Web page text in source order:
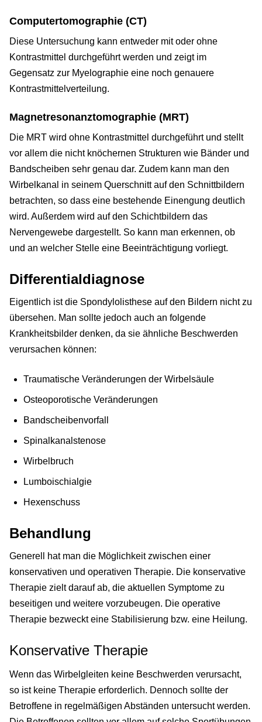
Computertomographie (CT)
Diese Untersuchung kann entweder mit oder ohne
Kontrastmittel durchgeführt werden und zeigt im
Gegensatz zur Myelographie eine noch genauere
Kontrastmittelverteilung.
Magnetresonanztomographie (MRT)
Die MRT wird ohne Kontrastmittel durchgeführt und stellt
vor allem die nicht knöchernen Strukturen wie Bänder und
Bandscheiben sehr genau dar. Zudem kann man den
Wirbelkanal in seinem Querschnitt auf den Schnittbildern
betrachten, so dass eine bestehende Einengung deutlich
wird. Außerdem wird auf den Schichtbildern das
Nervengewebe dargestellt. So kann man erkennen, ob
und an welcher Stelle eine Beeinträchtigung vorliegt.
Differentialdiagnose
Eigentlich ist die Spondylolisthese auf den Bildern nicht zu
übersehen. Man sollte jedoch auch an folgende
Krankheitsbilder denken, da sie ähnliche Beschwerden
verursachen können:
Traumatische Veränderungen der Wirbelsäule
Osteoporotische Veränderungen
Bandscheibenvorfall
Spinalkanalstenose
Wirbelbruch
Lumboischialgie
Hexenschuss
Behandlung
Generell hat man die Möglichkeit zwischen einer
konservativen und operativen Therapie. Die konservative
Therapie zielt darauf ab, die aktuellen Symptome zu
beseitigen und weitere vorzubeugen. Die operative
Therapie bezweckt eine Stabilisierung bzw. eine Heilung.
Konservative Therapie
Wenn das Wirbelgleiten keine Beschwerden verursacht,
so ist keine Therapie erforderlich. Dennoch sollte der
Betroffene in regelmäßigen Abständen untersucht werden.